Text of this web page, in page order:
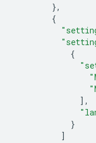
},
{
{
],
}
]